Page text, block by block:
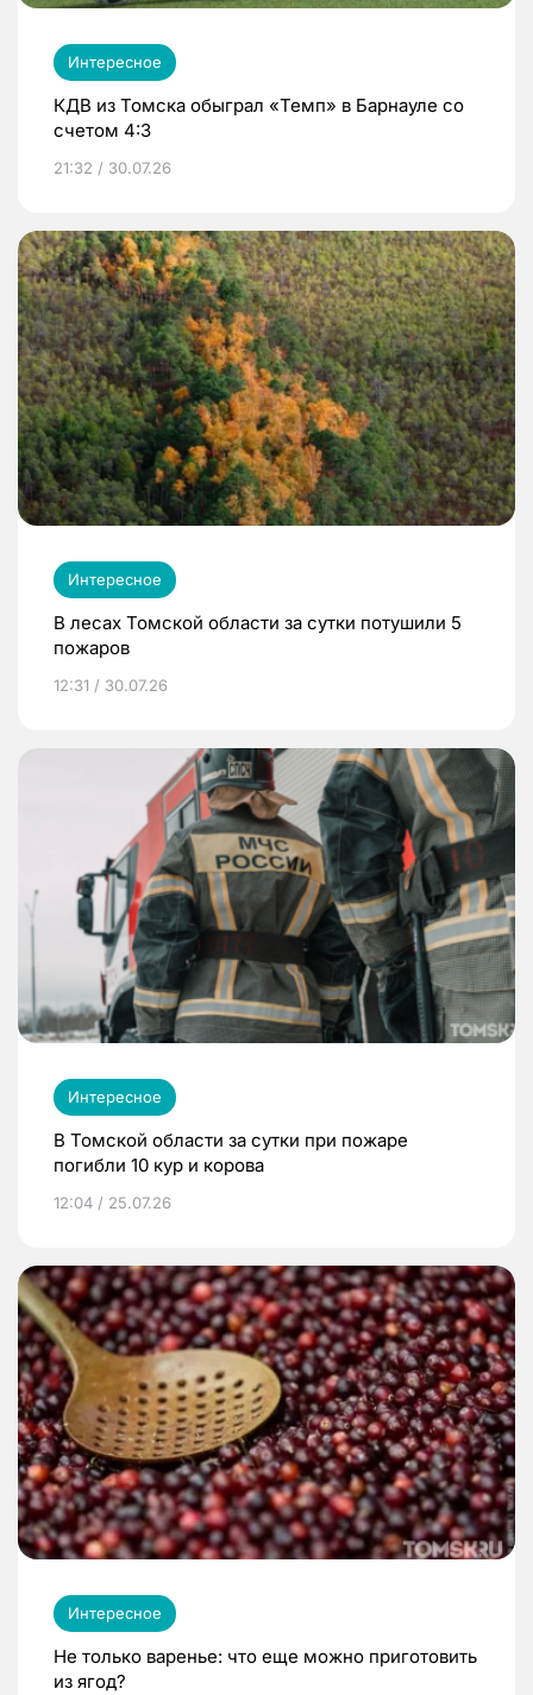
Интересное
КДВ из Томска обыграл «Темп» в Барнауле со
счетом 4:3
21:32 / 30.07.26
Интересное
В лесах Томской области за сутки потушили 5
пожаров
12:31 / 30.07.26
Интересное
В Томской области за сутки при пожаре
погибли 10 кур и корова
12:04 / 25.07.26
Интересное
Не только варенье: что еще можно приготовить
из ягод?